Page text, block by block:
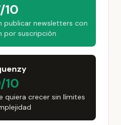
10
publicar newsletters con
por suscripción
10
quiera crecer sin límites